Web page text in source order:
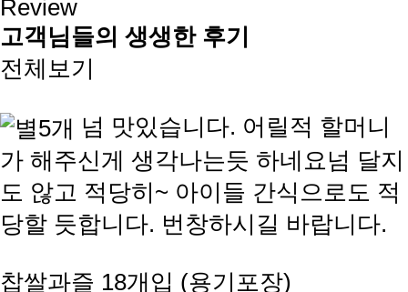
Review
고객님들의 생생한 후기
전체보기
넘 맛있습니다. 어릴적 할머니
가 해주신게 생각나는듯 하네요넘 달지
도 않고 적당히~ 아이들 간식으로도 적
당할 듯합니다. 번창하시길 바랍니다.
찹쌀과즐 18개입 (용기포장)